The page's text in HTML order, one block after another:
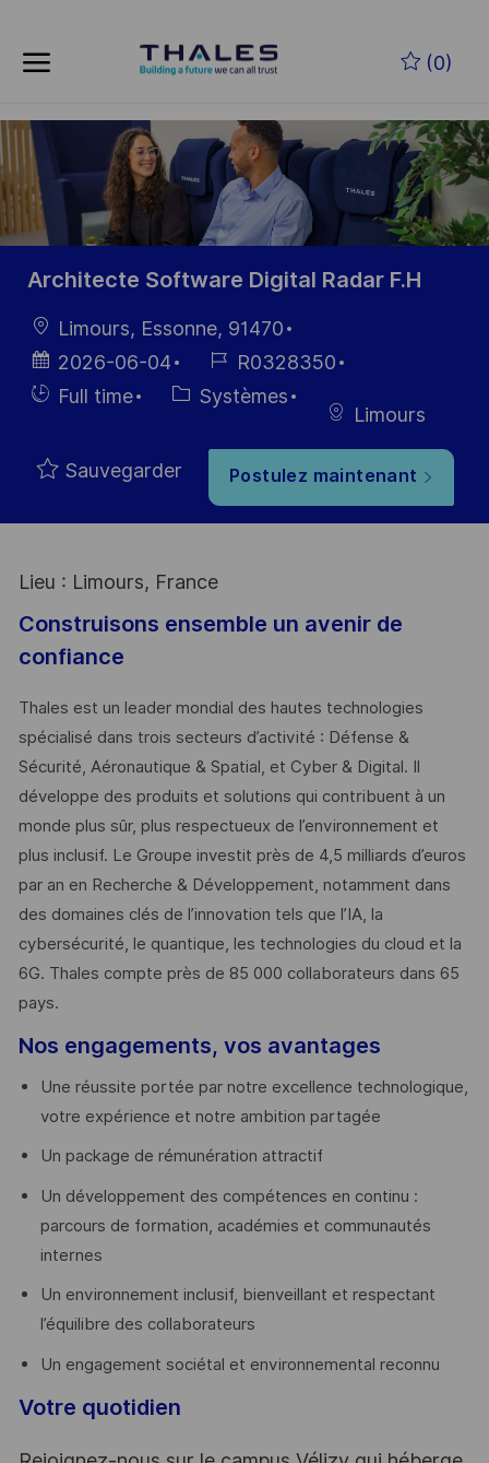
(0)
-
Architecte Software Digital Radar F.H
localisation
Limours, Essonne, 91470
Date
d’affichage
2026-06-04
Référence
du poste
R0328350
HiringFull time Catégorie
Systèmes
Limours
Sauvegarder Postulez maintenant
Lieu : Limours, France
Construisons ensemble un avenir de
confiance
Thales est un leader mondial des hautes technologies
spécialisé dans trois secteurs d’activité : Défense &
Sécurité, Aéronautique & Spatial, et Cyber & Digital. Il
développe des produits et solutions qui contribuent à un
monde plus sûr, plus respectueux de l’environnement et
plus inclusif. Le Groupe investit près de 4,5 milliards d’euros
par an en Recherche & Développement, notamment dans
des domaines clés de l’innovation tels que l’IA, la
cybersécurité, le quantique, les technologies du cloud et la
6G. Thales compte près de 85 000 collaborateurs dans 65
pays. ​
Nos engagements, vos avantages
Une réussite portée par notre excellence technologique,
votre expérience et notre ambition partagée
Un package de rémunération attractif
Un développement des compétences en continu :
parcours de formation, académies et communautés
internes
Un environnement inclusif, bienveillant et respectant
l’équilibre des collaborateurs
Un engagement sociétal et environnemental reconnu
Votre quotidien